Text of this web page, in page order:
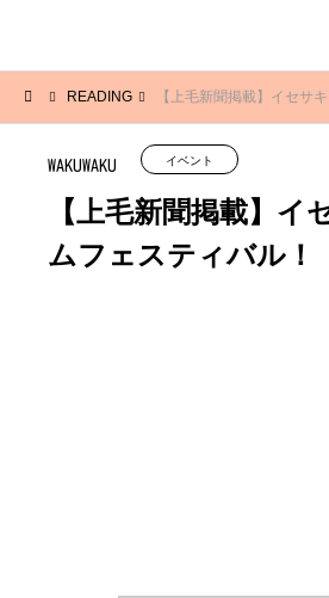
READING 【上毛新聞掲載】イセサ
WAKUWAKU イベント
【上毛新聞掲載】イ
ムフェスティバル！